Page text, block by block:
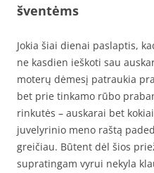
šventėms
Jokia šiai dienai paslaptis,
ne kasdien ieškoti sau
moterų dėmesį patraukia
bet prie tinkamo rūbo
rinkutės – auskarai bet
juvelyrinio meno raštą
greičiau. Būtent dėl šios
supratingam vyrui nekyla